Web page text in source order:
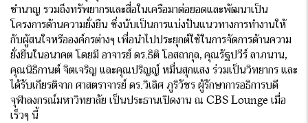
ชำนาญ รวมถึงทรัพยากรและสื่อในเครือมาต่อยอดและพัฒนาเป็น
โครงการด้านความยั่งยืน ซึ่งนับเป็นการแบ่งปันแนวทางการทำงานให้
กับผู้สนใจหรือองค์กรต่างๆ เพื่อนำไปประยุกต์ใช้ในการจัดการด้านความ
ยั่งยืนในอนาคต โดยมี อาจารย์ ดร.ธิติ โอสถากุล, คุณรัฐปวีร์ ลาภนาน,
คุณนิธิกานต์ จิตเจริญ และคุณปริญญ์ หมื่นสุกแสง ร่วมเป็นวิทยากร และ
ได้รับเกียรติจาก ศาสตราจารย์ ดร.วิเลิศ ภูริวัชร ผู้รักษาการอธิการบดี
จุฬาลงกรณ์มหาวิทยาลัย เป็นประธานเปิดงาน ณ CBS Lounge เมื่อ
เร็วๆ นี้